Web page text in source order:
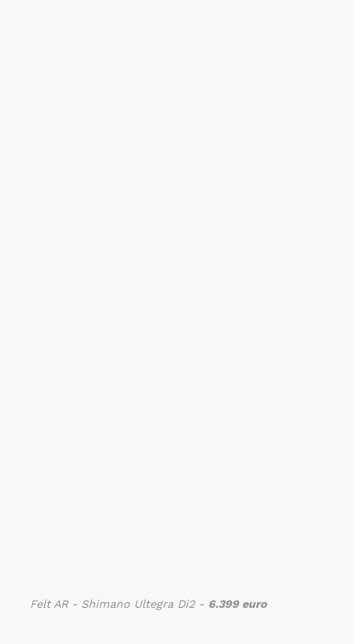
Felt AR - Shimano Ultegra Di2 - 6.399 euro